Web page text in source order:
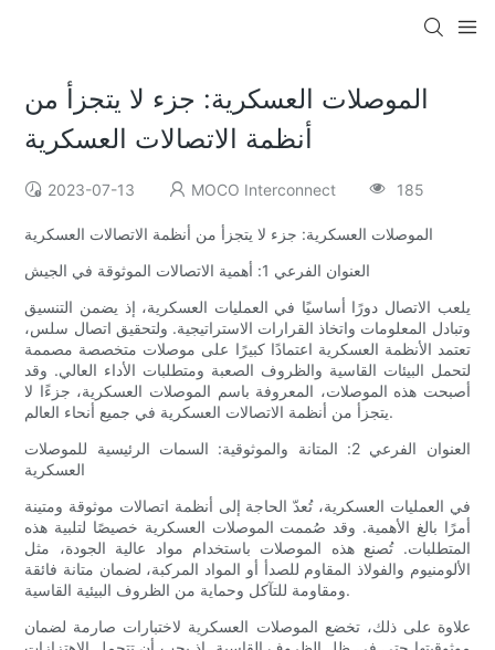
الموصلات العسكرية: جزء لا يتجزأ من
أنظمة الاتصالات العسكرية
2023-07-13 MOCO Interconnect 185
الموصلات العسكرية: جزء لا يتجزأ من أنظمة الاتصالات العسكرية
العنوان الفرعي 1: أهمية الاتصالات الموثوقة في الجيش
يلعب الاتصال دورًا أساسيًا في العمليات العسكرية، إذ يضمن التنسيق
وتبادل المعلومات واتخاذ القرارات الاستراتيجية. ولتحقيق اتصال سلس،
تعتمد الأنظمة العسكرية اعتمادًا كبيرًا على موصلات متخصصة مصممة
لتحمل البيئات القاسية والظروف الصعبة ومتطلبات الأداء العالي. وقد
أصبحت هذه الموصلات، المعروفة باسم الموصلات العسكرية، جزءًا لا
يتجزأ من أنظمة الاتصالات العسكرية في جميع أنحاء العالم.
العنوان الفرعي 2: المتانة والموثوقية: السمات الرئيسية للموصلات
العسكرية
في العمليات العسكرية، تُعدّ الحاجة إلى أنظمة اتصالات موثوقة ومتينة
أمرًا بالغ الأهمية. وقد صُممت الموصلات العسكرية خصيصًا لتلبية هذه
المتطلبات. تُصنع هذه الموصلات باستخدام مواد عالية الجودة، مثل
الألومنيوم والفولاذ المقاوم للصدأ أو المواد المركبة، لضمان متانة فائقة
ومقاومة للتآكل وحماية من الظروف البيئية القاسية.
علاوة على ذلك، تخضع الموصلات العسكرية لاختبارات صارمة لضمان